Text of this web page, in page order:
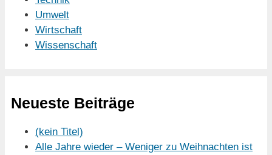
Umwelt
Wirtschaft
Wissenschaft
Neueste Beiträge
(kein Titel)
Alle Jahre wieder – Weniger zu Weihnachten ist